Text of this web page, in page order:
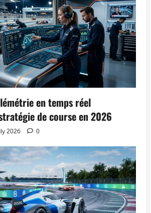
en temps réel
de course en 2026
2026 0